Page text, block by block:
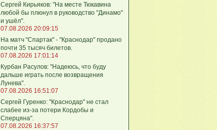
Сергей Кирьяков: "На месте Тюкавина
любой бы плюнул в руководство "Динамо"
и ушёл".
07.08.2026 20:09:15
На матч "Спартак" - "Краснодар" продано
почти 35 тысяч билетов.
07.08.2026 17:01:14
Курбан Расулов: "Надеюсь, что буду
дальше играть после возвращения
Лунева".
07.08.2026 16:51:07
Сергей Гуренко: "Краснодар" не стал
слабее из-за потери Кордобы и
Сперцяна".
07.08.2026 16:37:57